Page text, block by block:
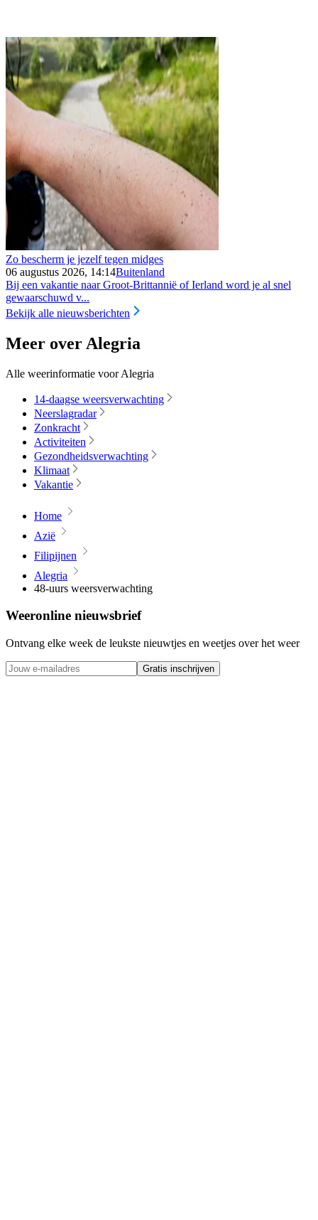
Zo bescherm je jezelf tegen midges
06 augustus 2026, 14:14Buitenland
Bij een vakantie naar Groot-Brittannië of Ierland word je al snel
gewaarschuwd v...
Bekijk alle nieuwsberichten
Meer over Alegria
Alle weerinformatie voor Alegria
14-daagse weersverwachting
Neerslagradar
Zonkracht
Activiteiten
Gezondheidsverwachting
Klimaat
Vakantie
Home
Azië
Filipijnen
Alegria
48-uurs weersverwachting
Weeronline nieuwsbrief
Ontvang elke week de leukste nieuwtjes en weetjes over het weer
Gratis inschrijven